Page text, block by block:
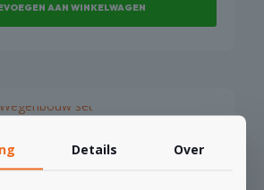
AAN WINKELWAGEN
set
excl BTW
Details Over